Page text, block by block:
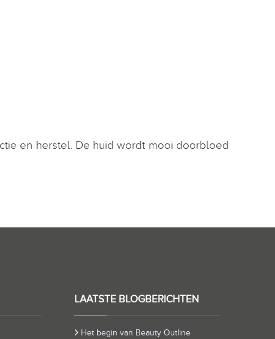
en herstel. De huid wordt mooi doorbloed
LAATSTE BLOGBERICHTEN
Het begin van Beauty Outline